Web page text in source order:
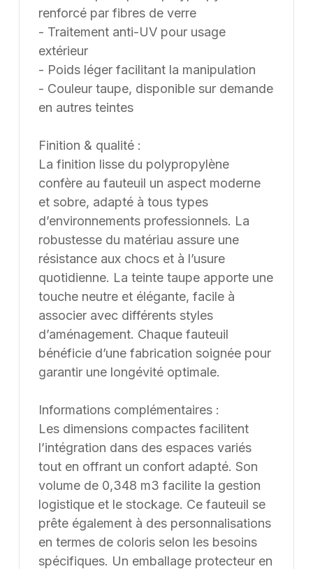
renforcé par fibres de verre
- Traitement anti-UV pour usage
extérieur
- Poids léger facilitant la manipulation
- Couleur taupe, disponible sur demande
en autres teintes
Finition & qualité :
La finition lisse du polypropylène
confère au fauteuil un aspect moderne
et sobre, adapté à tous types
d’environnements professionnels. La
robustesse du matériau assure une
résistance aux chocs et à l’usure
quotidienne. La teinte taupe apporte une
touche neutre et élégante, facile à
associer avec différents styles
d’aménagement. Chaque fauteuil
bénéficie d’une fabrication soignée pour
garantir une longévité optimale.
Informations complémentaires :
Les dimensions compactes facilitent
l’intégration dans des espaces variés
tout en offrant un confort adapté. Son
volume de 0,348 m3 facilite la gestion
logistique et le stockage. Ce fauteuil se
prête également à des personnalisations
en termes de coloris selon les besoins
spécifiques. Un emballage protecteur en